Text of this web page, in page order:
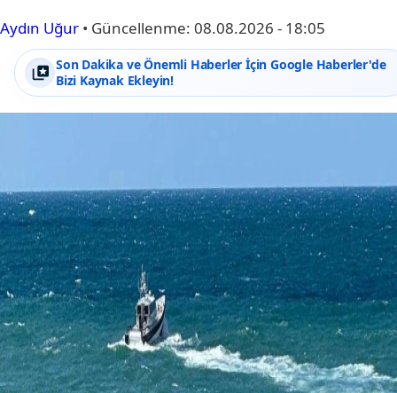
Aydın Uğur • Güncellenme: 08.08.2026 - 18:05
Son Dakika ve Önemli Haberler İçin Google Haberler'de
Bizi Kaynak Ekleyin!